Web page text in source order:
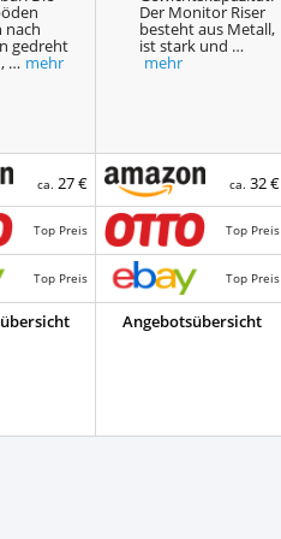
nach
gedreht
… mehr
Der Monitor Riser
besteht aus Metall,
ist stark und …
mehr
ca.27 €
Top Preis
Top Preis
ca.32 €
Top Preis
Top Preis
Angebotsübersicht